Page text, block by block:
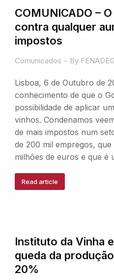
COMUNICADO –
contra qualquer
impostos
Comunicados By
Lisboa, 6 de Outubro de
conhecimento de que o
possibilidade de aplicar
vinhos. Condenamos
de mais impostos num
de 200 mil empregos,
milhões de euros e que é
Read article
Instituto da Vinha
queda da
20%